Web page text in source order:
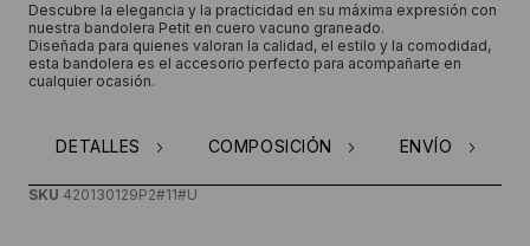
Descubre la elegancia y la practicidad en su máxima expresión con
nuestra bandolera Petit en cuero vacuno graneado.
Diseñada para quienes valoran la calidad, el estilo y la comodidad,
esta bandolera es el accesorio perfecto para acompañarte en
cualquier ocasión.
DETALLES COMPOSICIÓN ENVÍO
SKU 420130129P2#11#U